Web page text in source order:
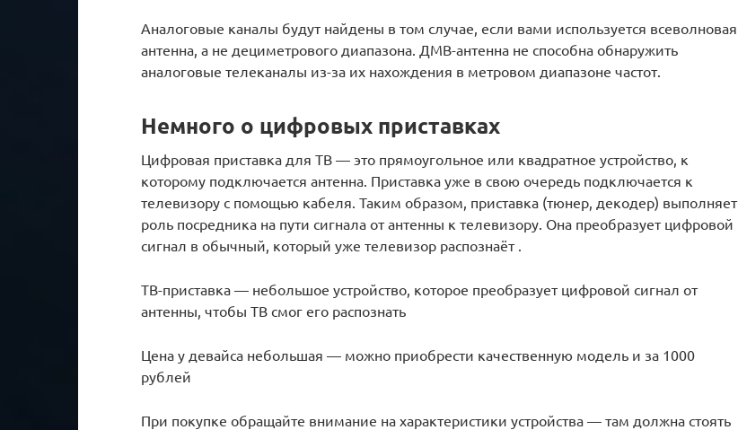
Аналоговые каналы будут найдены в том случае, если вами используется всеволновая
антенна, а не дециметрового диапазона. ДМВ-антенна не способна обнаружить
аналоговые телеканалы из-за их нахождения в метровом диапазоне частот.
Немного о цифровых приставках
Цифровая приставка для ТВ — это прямоугольное или квадратное устройство, к
которому подключается антенна. Приставка уже в свою очередь подключается к
телевизору с помощью кабеля. Таким образом, приставка (тюнер, декодер) выполняет
роль посредника на пути сигнала от антенны к телевизору. Она преобразует цифровой
сигнал в обычный, который уже телевизор распознаёт .
ТВ-приставка — небольшое устройство, которое преобразует цифровой сигнал от
антенны, чтобы ТВ смог его распознать
Цена у девайса небольшая — можно приобрести качественную модель и за 1000
рублей
При покупке обращайте внимание на характеристики устройства — там должна стоять